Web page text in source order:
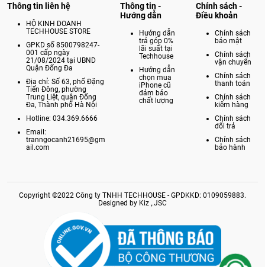
Thông tin liên hệ
HỘ KINH DOANH
TECHHOUSE STORE
GPKD số 8500798247-
001 cấp ngày
21/08/2024 tại UBND
Quận Đống Đa
Địa chỉ: Số 63, phố Đặng
Tiến Đông, phường
Trung Liệt, quận Đống
Đa, Thành phố Hà Nội
Hotline: 034.369.6666
Email:
tranngocanh21695@gm
ail.com
Thông tin -
Hướng dẫn
Hướng dẫn
trả góp 0%
lãi suất tại
Techhouse
Hướng dẫn
chọn mua
iPhone cũ
đảm bảo
chất lượng
Chính sách -
Điều khoản
Chính sách
bảo mật
Chính sách
vận chuyển
Chính sách
thanh toán
Chính sách
kiểm hàng
Chính sách
đổi trả
Chính sách
bảo hành
Copyright ©2022 Công ty TNHH TECHHOUSE - GPDKKD: 0109059883.
Designed by Kiz ,.JSC